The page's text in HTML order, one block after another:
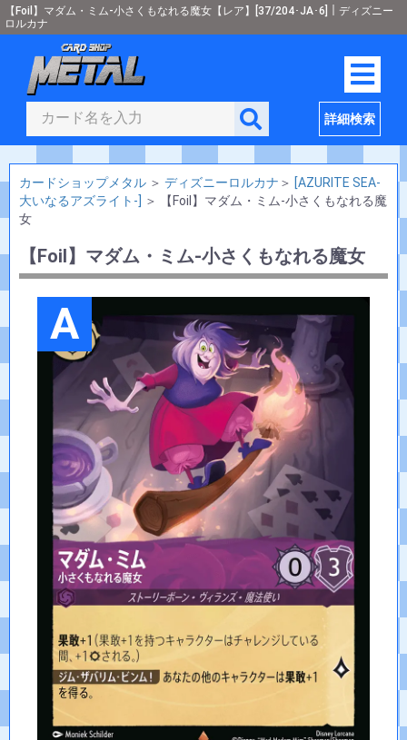
【Foil】マダム・ミム-小さくもなれる魔女【レア】[37/204･JA･6]｜ディズニー
ロルカナ
詳細検索
カードショップメタル ＞ ディズニーロルカナ ＞ [AZURITE SEA-
大いなるアズライト-]
＞
【Foil】マダム・ミム-小さくもなれる魔
女
【Foil】マダム・ミム-小さくもなれる魔女
A